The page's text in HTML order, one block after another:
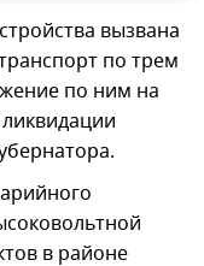
вызвана
по трем
по ним на
в районе